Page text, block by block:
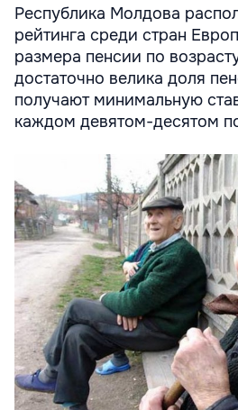
Республика Молдова
рейтинга среди стран
размера пенсии по
достаточно велика доля
получают минимальную
каждом девятом-десятом